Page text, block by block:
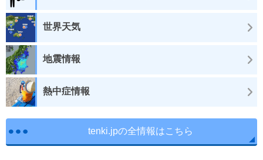
世界天気
地震情報
熱中症情報
tenki.jpの全情報はこちら